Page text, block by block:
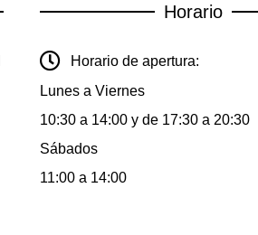
Horario
Horario de apertura:
Lunes a Viernes
10:30 a 14:00 y de 17:30 a 20:30
Sábados
11:00 a 14:00